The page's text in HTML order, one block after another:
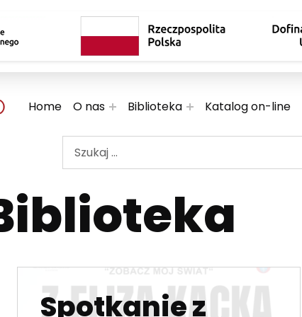
KULTURALNE EKSPLORACJE
Home O nas Biblioteka Katalog on-line
Spotkanie z